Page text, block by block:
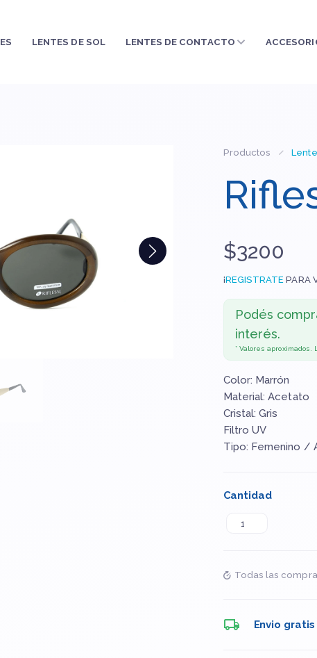
LENTES DE SOL LENTES DE CONTACTO
Productos
$3200
¡REGISTRATE PARA
Podés
interés.
* Valores
Color: Marrón
Material: Acetato
Cristal: Gris
Filtro UV
Tipo: Femenino /
Cantidad
Todas las
Envio